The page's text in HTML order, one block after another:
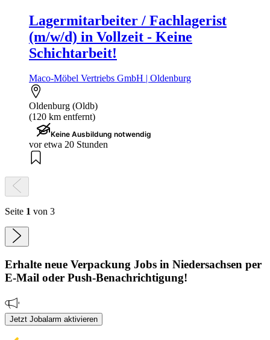
Lagermitarbeiter / Fachlagerist
(m/w/d) in Vollzeit - Keine
Schichtarbeit!
Maco-Möbel Vertriebs GmbH | Oldenburg
Oldenburg (Oldb)
(120 km entfernt)
Keine Ausbildung notwendig
vor etwa 20 Stunden
Seite 1 von 3
Erhalte neue Verpackung Jobs in Niedersachsen per
E-Mail oder Push-Benachrichtigung!
Jetzt Jobalarm aktivieren